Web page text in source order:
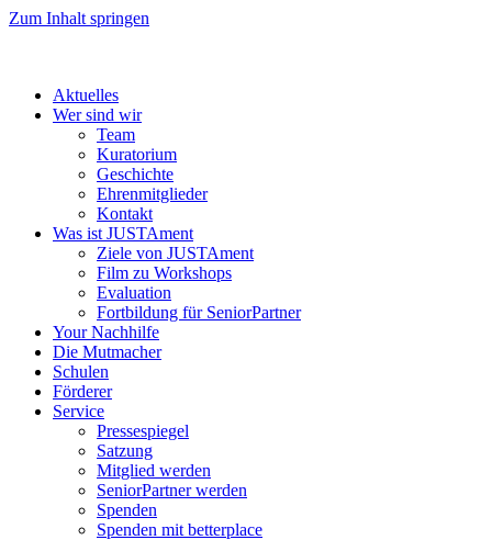
Zum Inhalt springen
Aktuelles
Wer sind wir
Team
Kuratorium
Geschichte
Ehrenmitglieder
Kontakt
Was ist JUSTAment
Ziele von JUSTAment
Film zu Workshops
Evaluation
Fortbildung für SeniorPartner
Your Nachhilfe
Die Mutmacher
Schulen
Förderer
Service
Pressespiegel
Satzung
Mitglied werden
SeniorPartner werden
Spenden
Spenden mit betterplace